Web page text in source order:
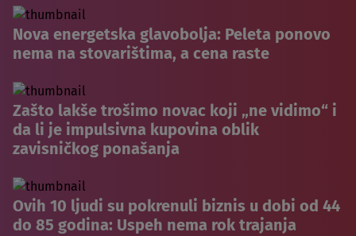
Nova energetska glavobolja: Peleta ponovo
nema na stovarištima, a cena raste
Zašto lakše trošimo novac koji „ne vidimo“ i
da li je impulsivna kupovina oblik
zavisničkog ponašanja
Ovih 10 ljudi su pokrenuli biznis u dobi od 44
do 85 godina: Uspeh nema rok trajanja